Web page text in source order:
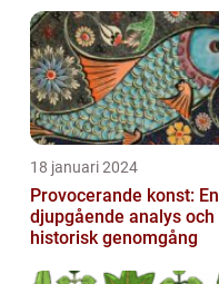
18 januari 2024
Provocerande konst: En
djupgående analys och
historisk genomgång